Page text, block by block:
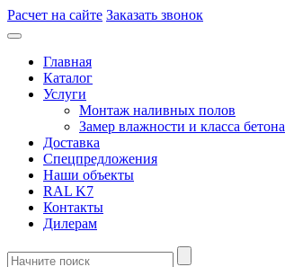
Расчет на сайте Заказать звонок
Главная
Каталог
Услуги
Монтаж наливных полов
Замер влажности и класса бетона
Доставка
Спецпредложения
Наши объекты
RAL K7
Контакты
Дилерам